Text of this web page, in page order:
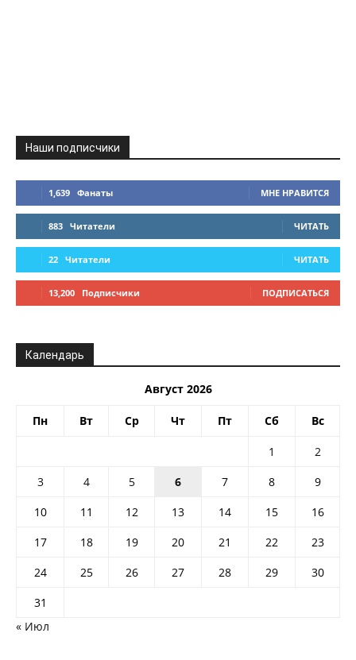
Наши подписчики
1,639 Фанаты МНЕ НРАВИТСЯ
883 Читатели ЧИТАТЬ
22 Читатели ЧИТАТЬ
13,200 Подписчики ПОДПИСАТЬСЯ
Календарь
Август 2026
Пн Вт Ср Чт Пт Сб Вс
1
2
3
4 5 6 7 8
9
10
11 12 13 14 15
16
17
18 19 20 21 22
23
24
25 26 27 28 29
30
31
« Июл